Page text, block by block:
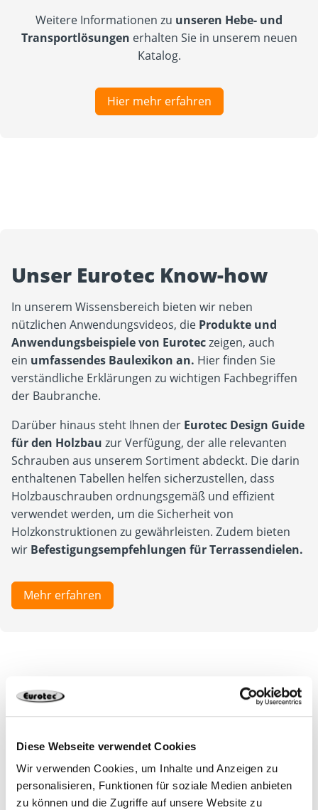
Diese Webseite verwendet Cookies
Wir verwenden Cookies, um Inhalte und Anzeigen zu
personalisieren, Funktionen für soziale Medien anbieten
zu können und die Zugriffe auf unsere Website zu
Weitere Informationen zu unseren Hebe- und
Transportlösungen erhalten Sie in unserem neuen
Katalog.
Hier mehr erfahren
Unser Eurotec Know-how
In unserem Wissensbereich bieten wir neben
nützlichen Anwendungsvideos, die Produkte und
Anwendungsbeispiele von Euroteczeigen, auch
ein umfassendes Baulexikon an. Hier finden Sie
verständliche Erklärungen zu wichtigen Fachbegriffen
der Baubranche.
Darüber hinaus steht Ihnen der Eurotec Design Guide
für den Holzbau zur Verfügung, der alle relevanten
Schrauben aus unserem Sortiment abdeckt. Die darin
enthaltenen Tabellen helfen sicherzustellen, dass
Holzbauschrauben ordnungsgemäß und effizient
verwendet werden, um die Sicherheit von
Holzkonstruktionen zu gewährleisten. Zudem bieten
wir Befestigungsempfehlungen für Terrassendielen.
Mehr erfahren
Weitere Neuigkeiten
Hier finden Sie Informationen und Neuigkeiten rund
um Eurotec.
Entdecken Sie neue Kataloge, Produkte oder weitere
Themen.